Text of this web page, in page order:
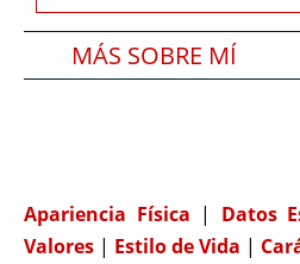
MÁS SOBRE MÍ
Apariencia Física | Datos
Valores | Estilo de Vida |